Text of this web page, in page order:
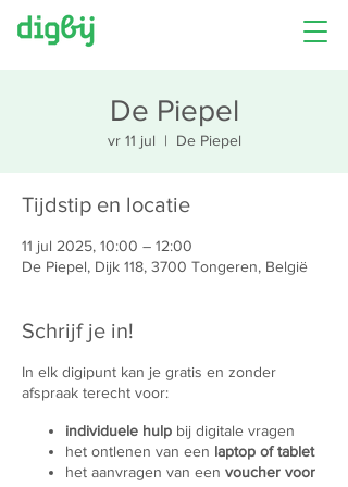
De Piepel
vr 11 jul
  |
De Piepel
Tijdstip en locatie
11 jul 2025, 10:00 – 12:00
De Piepel, Dijk 118, 3700 Tongeren, België
Schrijf je in!
In elk digipunt kan je gratis en zonder
afspraak terecht voor:
individuele hulp bij digitale vragen
het ontlenen van een laptop of tablet
het aanvragen van een voucher voor